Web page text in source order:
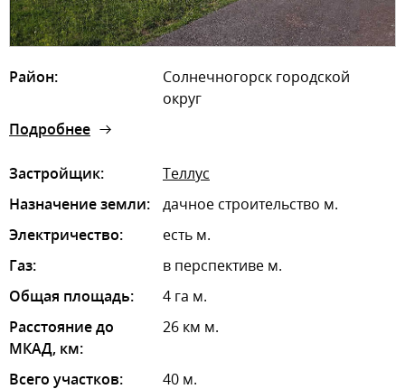
Район:
Солнечногорск городской
округ
Подробнее
Застройщик:
Теллус
Назначение земли:
дачное строительство м.
Электричество:
есть м.
Газ:
в перспективе м.
Общая площадь:
4 га м.
Расстояние до
МКАД, км:
26 км м.
Всего участков: 40 м.